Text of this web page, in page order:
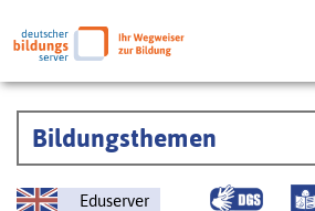
Bildungsthemen
Eduserver